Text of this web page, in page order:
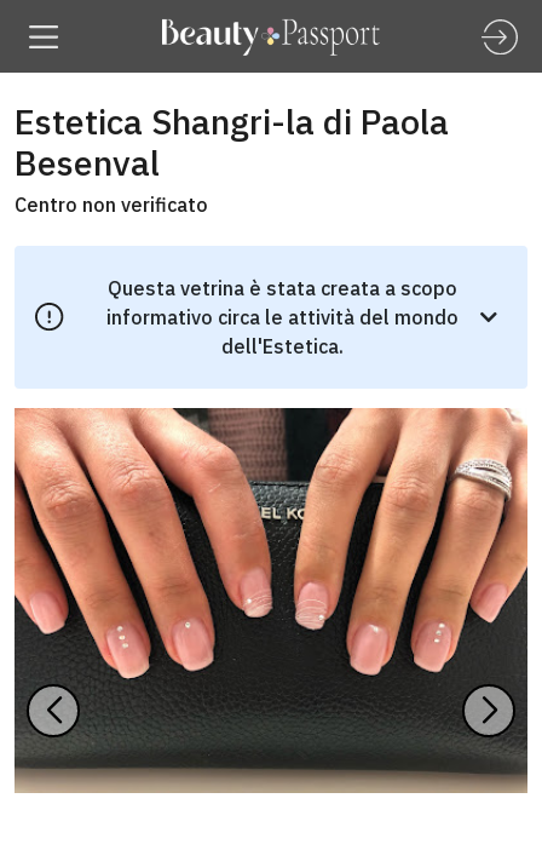
Estetica Shangri-la di Paola
Besenval
Centro non verificato
Questa vetrina è stata creata a scopo
informativo circa le attività del mondo
dell'Estetica.